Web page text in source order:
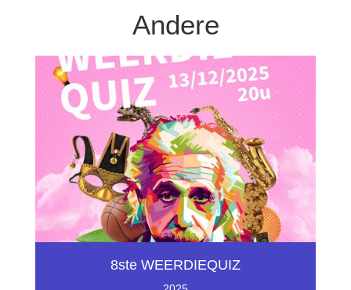
Andere
8ste WEERDIEQUIZ